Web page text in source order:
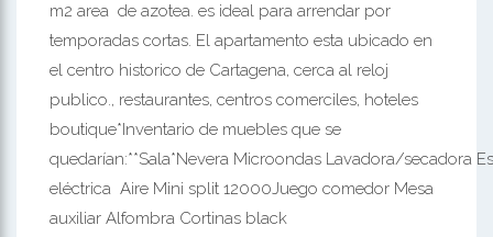
m2 area de azotea. es ideal para arrendar por
temporadas cortas. El apartamento esta ubicado en
el centro historico de Cartagena, cerca al reloj
publico., restaurantes, centros comerciles, hoteles
boutique*Inventario de muebles que se
quedarían:**Sala*Nevera Microondas Lavadora/secadora
eléctrica Aire Mini split 12000Juego comedor Mesa
auxiliar Alfombra Cortinas black